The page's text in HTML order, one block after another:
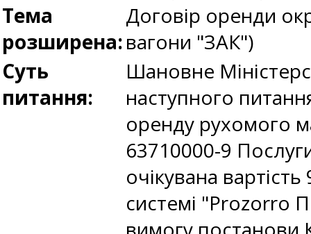
Тема
розширена:
Договір оренди
вагони "ЗАК")
Суть
питання:
Шановне
наступного
оренду рухомого
63710000-9
очікувана
системі "Prozorro